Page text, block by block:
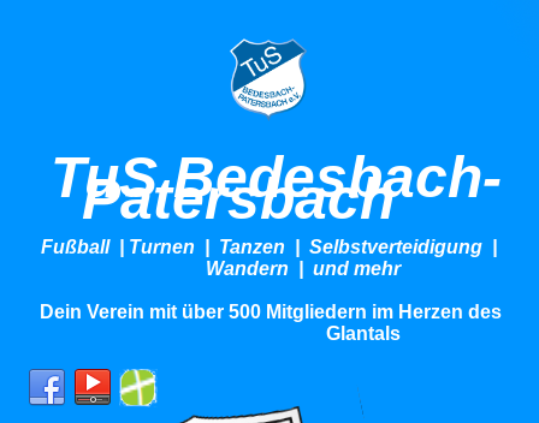
TuS Bedesbach-
Patersbach
Fußball | Turnen | Tanzen | Selbstverteidigung |
Wandern | und mehr
Dein Verein mit über 500 Mitgliedern im Herzen des
Glantals